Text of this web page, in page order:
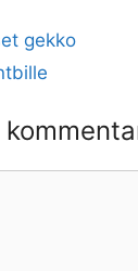
gekko